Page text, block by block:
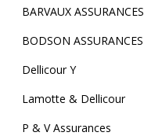
BARVAUX ASSURANCES
BODSON ASSURANCES
Dellicour Y
Lamotte & Dellicour
P & V Assurances